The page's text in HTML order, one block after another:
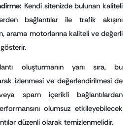
Kendi sitenizde bulunan kaliteli
bağlantılar ile trafik akışını
arama motorlarına kaliteli ve değerli
oluşturmanın yanı sıra, bu
izlenmesi ve değerlendirilmesi de
spam içerikli bağlantılardan
olumsuz etkileyebilecek
düzenli olarak temizlenmelidir.